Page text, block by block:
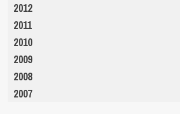
2012
2011
2010
2009
2008
2007